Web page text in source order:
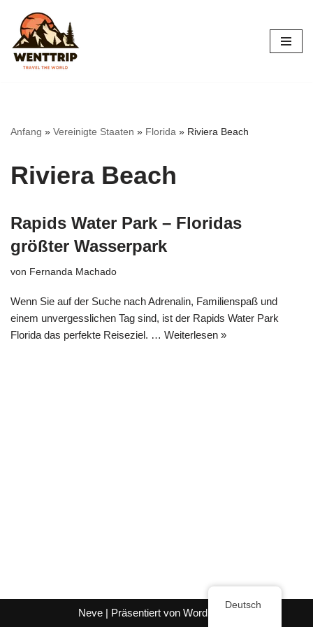
Zum
Inhalt
springen
Anfang » Vereinigte Staaten » Florida » Riviera Beach
Riviera Beach
Rapids Water Park – Floridas
größter Wasserpark
von Fernanda Machado
Wenn Sie auf der Suche nach Adrenalin, Familienspaß und
einem unvergesslichen Tag sind, ist der Rapids Water Park
Florida das perfekte Reiseziel. … Weiterlesen »
Neve | Präsentiert von WordPress
Deutsch